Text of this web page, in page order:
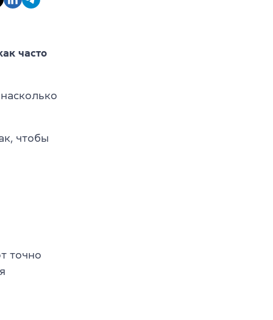
часто
чтобы
точно